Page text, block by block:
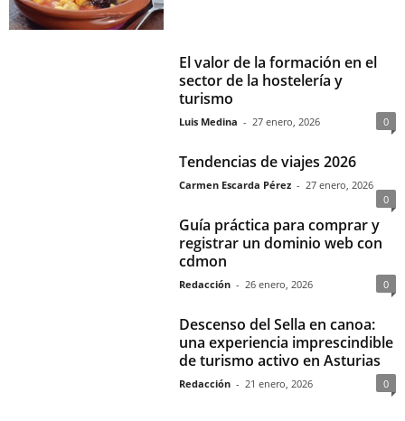
El valor de la formación en el
sector de la hostelería y
turismo
Luis Medina - 27 enero, 2026 0
Tendencias de viajes 2026
Carmen Escarda Pérez - 27 enero, 2026
0
Guía práctica para comprar y
registrar un dominio web con
cdmon
Redacción - 26 enero, 2026 0
Descenso del Sella en canoa:
una experiencia imprescindible
de turismo activo en Asturias
Redacción - 21 enero, 2026 0